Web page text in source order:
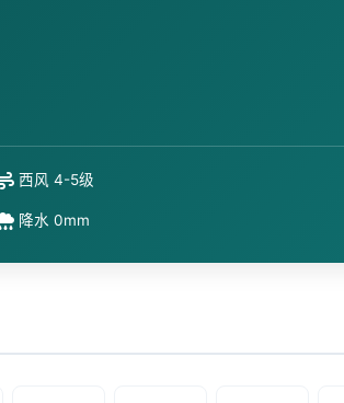
西风 4-5级
降水 0mm